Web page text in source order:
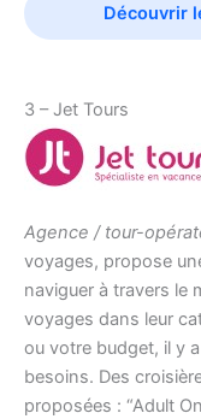
Découvrir
3 – Jet Tours
Agence / tour-
voyages, propose
naviguer à travers le
voyages dans leur
ou votre budget, il y
besoins. Des
proposées : “Adult